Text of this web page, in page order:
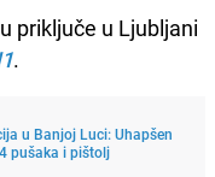
priključe u Ljubljani
.
u Banjoj Luci: Uhapšen
pušaka i pištolj